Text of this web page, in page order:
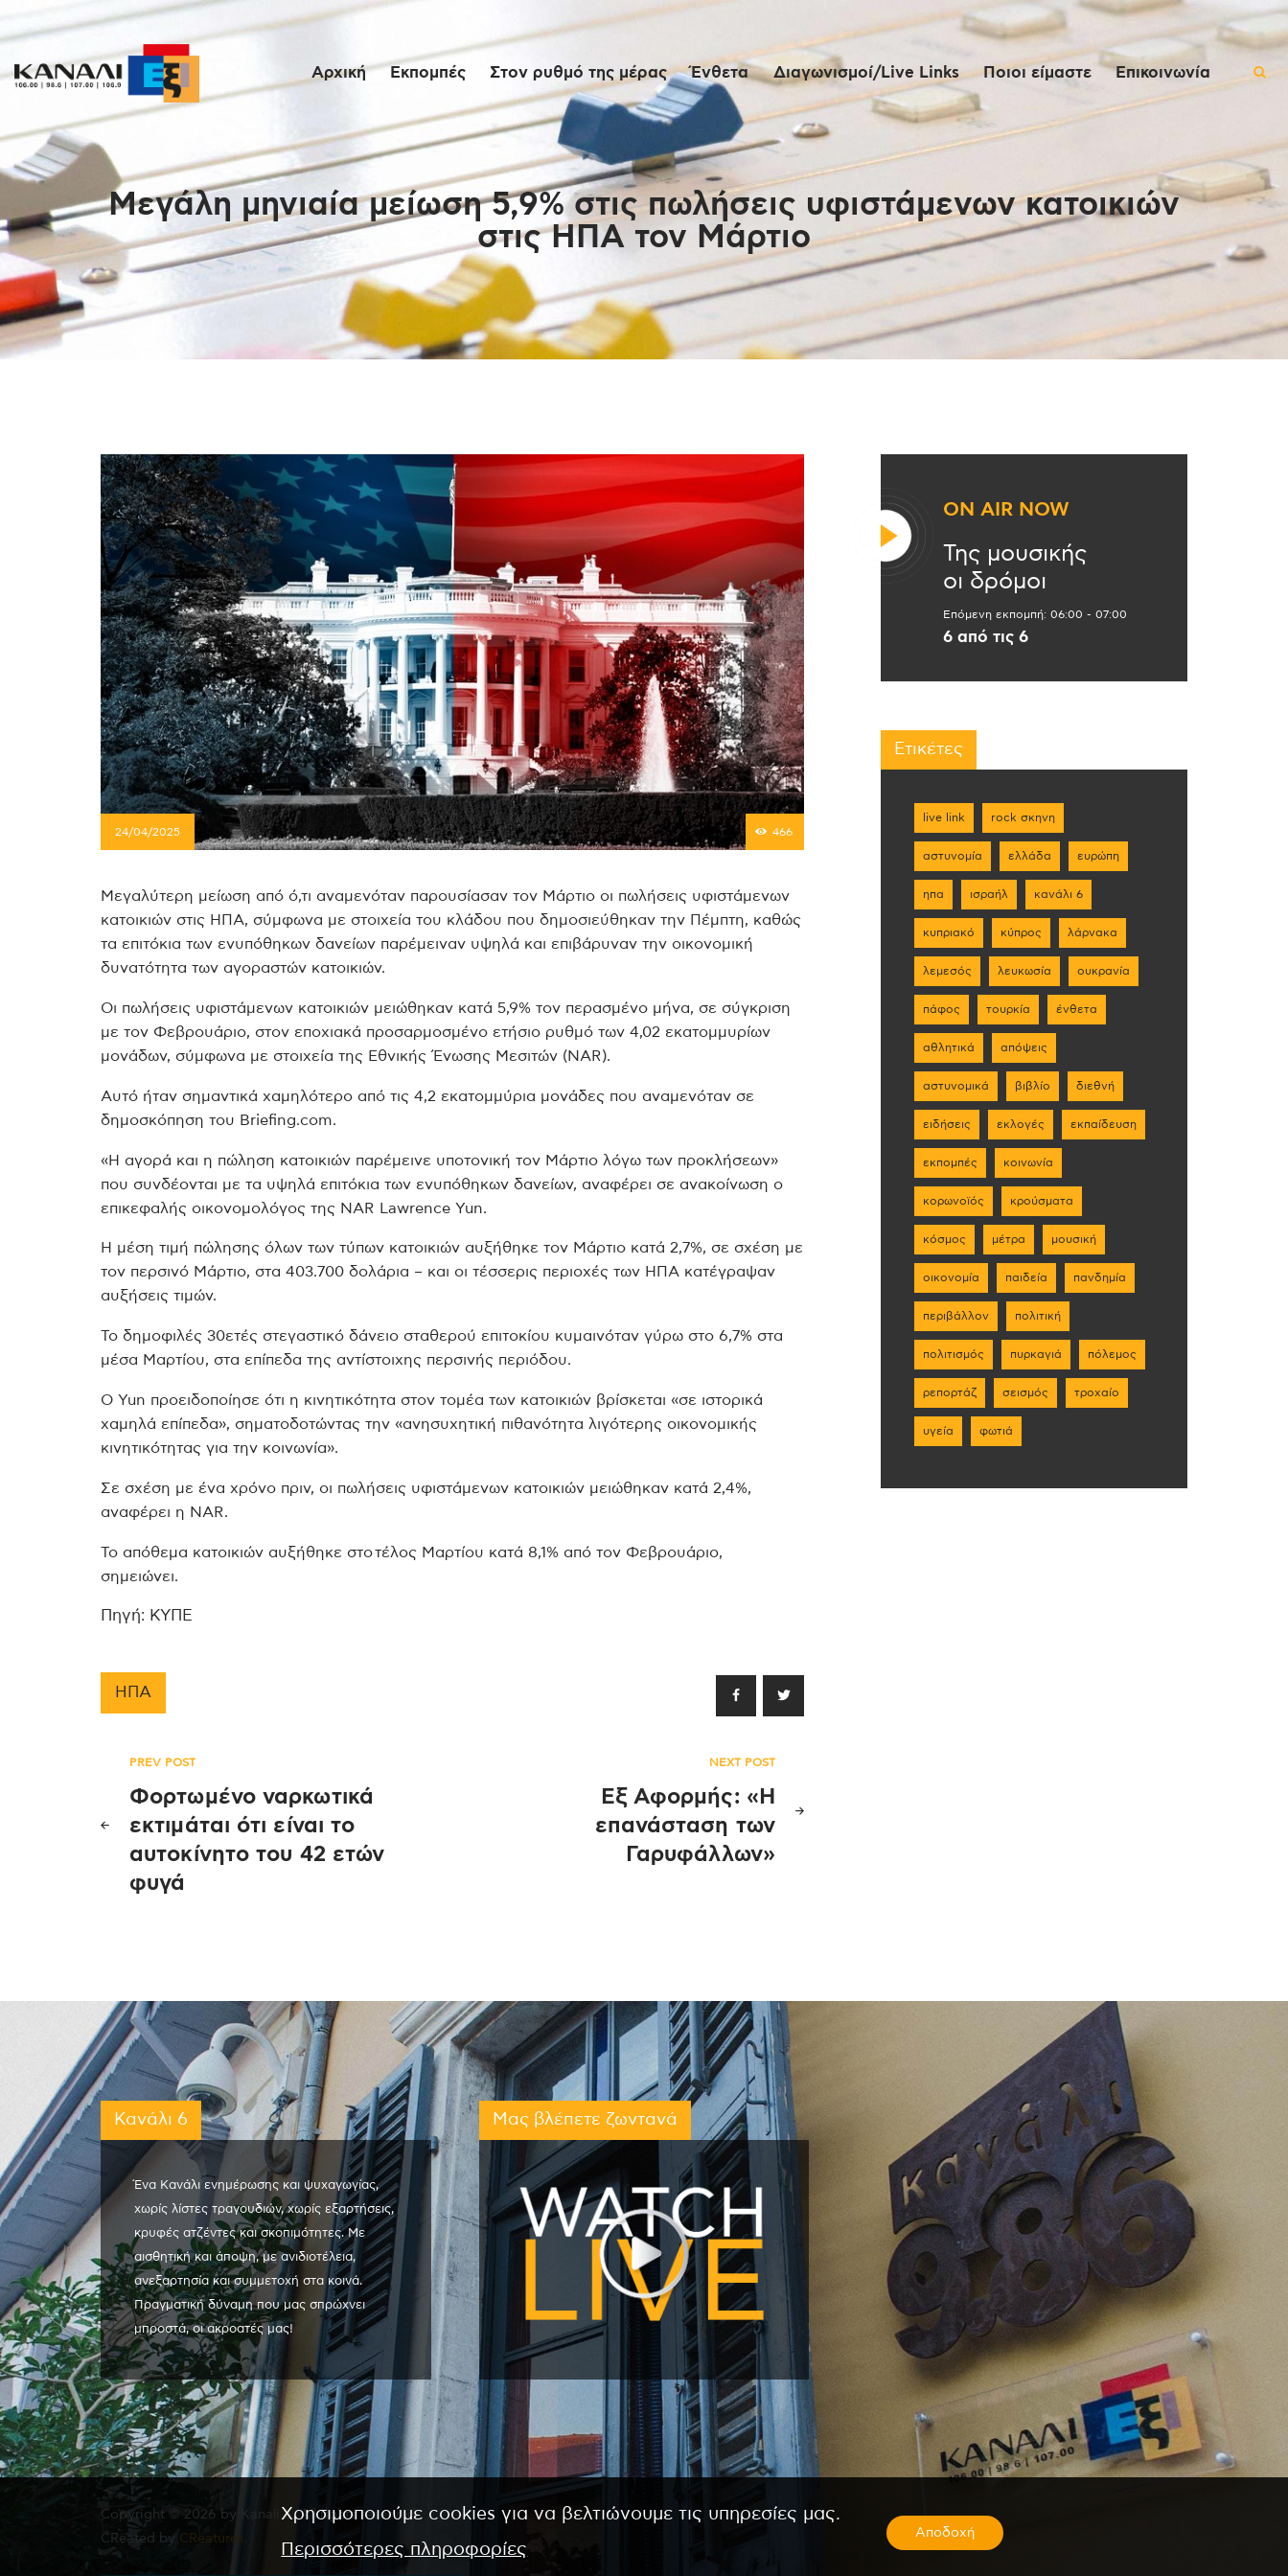
Αρχική Εκπομπές Στον ρυθμό της μέρας Ένθετα Διαγωνισμοί/Live Links Ποιοι είμαστε Επικοινωνία
Μεγάλη μηνιαία μείωση 5,9% στις πωλήσεις υφιστάμενων κατοικιών
στις ΗΠΑ τον Μάρτιο
Αρχική
Εκπομπές
Στον ρυθμό της
μέρας
Ένθετα
Διαγωνισμοί/Live
Links
Επικοινωνία
24/04/2025 466
Μεγαλύτερη μείωση από ό,τι αναμενόταν παρουσίασαν τον Μάρτιο οι πωλήσεις υφιστάμενων
κατοικιών στις ΗΠΑ, σύμφωνα με στοιχεία του κλάδου που δημοσιεύθηκαν την Πέμπτη, καθώς
τα επιτόκια των ενυπόθηκων δανείων παρέμειναν υψηλά και επιβάρυναν την οικονομική
δυνατότητα των αγοραστών κατοικιών.
Οι πωλήσεις υφιστάμενων κατοικιών μειώθηκαν κατά 5,9% τον περασμένο μήνα, σε σύγκριση
με τον Φεβρουάριο, στον εποχιακά προσαρμοσμένο ετήσιο ρυθμό των 4,02 εκατομμυρίων
μονάδων, σύμφωνα με στοιχεία της Εθνικής Ένωσης Μεσιτών (NAR).
Αυτό ήταν σημαντικά χαμηλότερο από τις 4,2 εκατομμύρια μονάδες που αναμενόταν σε
δημοσκόπηση του Briefing.com.
«Η αγορά και η πώληση κατοικιών παρέμεινε υποτονική τον Μάρτιο λόγω των προκλήσεων»
που συνδέονται με τα υψηλά επιτόκια των ενυπόθηκων δανείων, αναφέρει σε ανακοίνωση ο
επικεφαλής οικονομολόγος της NAR Lawrence Yun.
Η μέση τιμή πώλησης όλων των τύπων κατοικιών αυξήθηκε τον Μάρτιο κατά 2,7%, σε σχέση με
τον περσινό Μάρτιο, στα 403.700 δολάρια – και οι τέσσερις περιοχές των ΗΠΑ κατέγραψαν
αυξήσεις τιμών.
Το δημοφιλές 30ετές στεγαστικό δάνειο σταθερού επιτοκίου κυμαινόταν γύρω στο 6,7% στα
μέσα Μαρτίου, στα επίπεδα της αντίστοιχης περσινής περιόδου.
Ο Yun προειδοποίησε ότι η κινητικότητα στον τομέα των κατοικιών βρίσκεται «σε ιστορικά
χαμηλά επίπεδα», σηματοδοτώντας την «ανησυχητική πιθανότητα λιγότερης οικονομικής
κινητικότητας για την κοινωνία».
Σε σχέση με ένα χρόνο πριν, οι πωλήσεις υφιστάμενων κατοικιών μειώθηκαν κατά 2,4%,
αναφέρει η NAR.
Το απόθεμα κατοικιών αυξήθηκε στο τέλος Μαρτίου κατά 8,1% από τον Φεβρουάριο,
σημειώνει.
Πηγή: ΚΥΠΕ
ΗΠΑ
Πλοήγηση
άρθρων
PREV POST
Φορτωμένο ναρκωτικά
εκτιμάται ότι είναι το
αυτοκίνητο του 42 ετών
φυγά
NEXT POST
Εξ Αφορμής: «Η
επανάσταση των
Γαρυφάλλων»
ON AIR NOW
Της μουσικής
οι δρόμοι
Επόμενη εκπομπή: 06:00 - 07:00
6 από τις 6
Ετικέτες
live link rock σκηνη
αστυνομία ελλάδα ευρώπη
ηπα ισραήλ κανάλι 6
κυπριακό κύπρος λάρνακα
λεμεσός λευκωσία ουκρανία
πάφος τουρκία ένθετα
αθλητικά απόψεις
αστυνομικά βιβλίο διεθνή
ειδήσεις εκλογές εκπαίδευση
εκπομπές κοινωνία
κορωνοϊός κρούσματα
κόσμος μέτρα μουσική
οικονομία παιδεία πανδημία
περιβάλλον πολιτική
πολιτισμός πυρκαγιά πόλεμος
ρεπορτάζ σεισμός τροχαίο
υγεία φωτιά
Κανάλι 6
Ένα Κανάλι ενημέρωσης και ψυχαγωγίας,
χωρίς λίστες τραγουδιών, χωρίς εξαρτήσεις,
κρυφές ατζέντες και σκοπιμότητες. Με
αισθητική και άποψη, με ανιδιοτέλεια,
ανεξαρτησία και συμμετοχή στα κοινά.
Πραγματική δύναμη που μας σπρώχνει
μπροστά, οι ακροατές μας!
Μας βλέπετε ζωντανά
Copyright © 2026 by Kanali 6. All rights reserved.
CReated by CReatures.
Χρησιμοποιούμε cookies για να βελτιώνουμε τις υπηρεσίες μας.
Περισσότερες πληροφορίες
Αποδοχή